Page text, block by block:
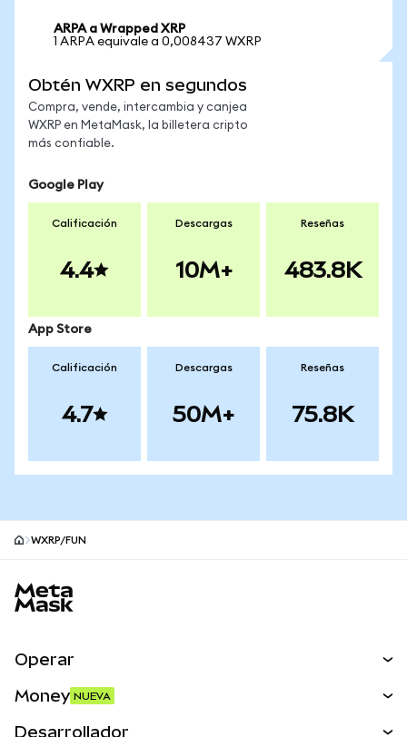
ARPA a Wrapped XRP
1 ARPA equivale a 0,008437 WXRP
Obtén WXRP en segundos
Compra, vende, intercambia y canjea
WXRP en MetaMask, la billetera cripto
más confiable.
Google Play
Calificación
4.4
Descargas
10M+
Reseñas
483.8K
App Store
Calificación
4.7
Descargas
50M+
Reseñas
75.8K
WXRP/FUN
Operar
Money NUEVA
Desarrollador